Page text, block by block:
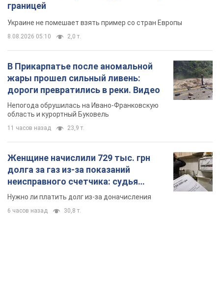
границей
Украине не помешает взять пример со стран Европы
8.08.2026 05:10 2,0 т.
В Прикарпатье после аномальной
жары прошел сильный ливень:
дороги превратились в реки. Видео
Непогода обрушилась на Ивано-Франковскую
область и курортный Буковель
11 часов назад 23,9 т.
Женщине начислили 729 тыс. грн
долга за газ из-за показаний
неисправного счетчика: судья
вынес неожиданное решение
Нужно ли платить долг из-за доначисления
6 часов назад 30,8 т.